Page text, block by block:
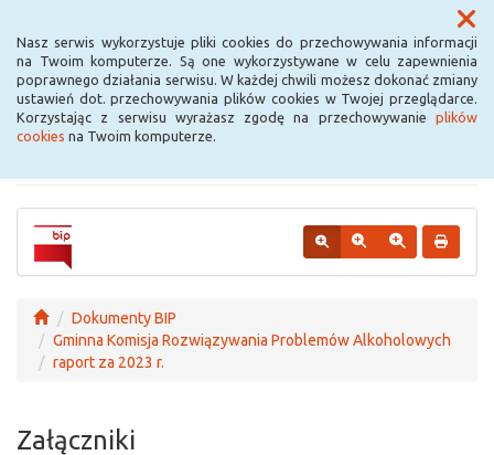
Nasz serwis wykorzystuje pliki cookies do przechowywania informacji
na Twoim komputerze. Są one wykorzystywane w celu zapewnienia
poprawnego działania serwisu. W każdej chwili możesz dokonać zmiany
ustawień dot. przechowywania plików cookies w Twojej przeglądarce.
Korzystając z serwisu wyrażasz zgodę na przechowywanie plików
cookies na Twoim komputerze.
Menu
Urząd Miejski w
Krośniewicach
Dokumenty BIP
Gminna Komisja Rozwiązywania Problemów Alkoholowych
raport za 2023 r.
Załączniki